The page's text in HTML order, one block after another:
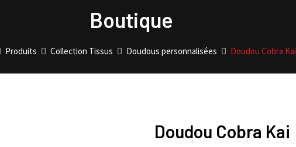
Boutique
Produits Collection Tissus Doudous personnalisées Doudou Cobra Kai
Doudou Cobra Kai